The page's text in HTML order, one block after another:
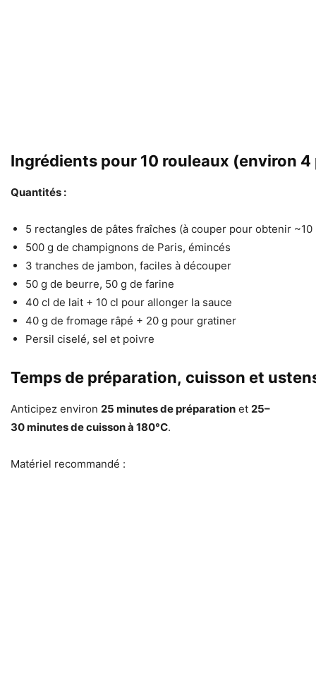
Ingrédients pour 10 rouleaux (environ
Quantités :
5 rectangles de pâtes fraîches (à couper pour obtenir ~10
500 g de champignons de Paris, émincés
3 tranches de jambon, faciles à découper
50 g de beurre, 50 g de farine
40 cl de lait + 10 cl pour allonger la sauce
40 g de fromage râpé + 20 g pour gratiner
Persil ciselé, sel et poivre
Temps de préparation, cuisson et
Anticipez environ 25 minutes de préparation et 25–
30 minutes de cuisson à 180°C.
Matériel recommandé :